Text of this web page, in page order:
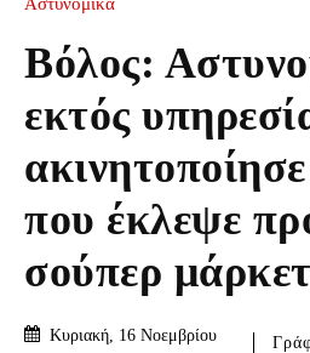
Βόλος:
εκτός
που έκλεψε
σούπερ μάρκετ
Κυριακή, 16 Νοεμβρίου